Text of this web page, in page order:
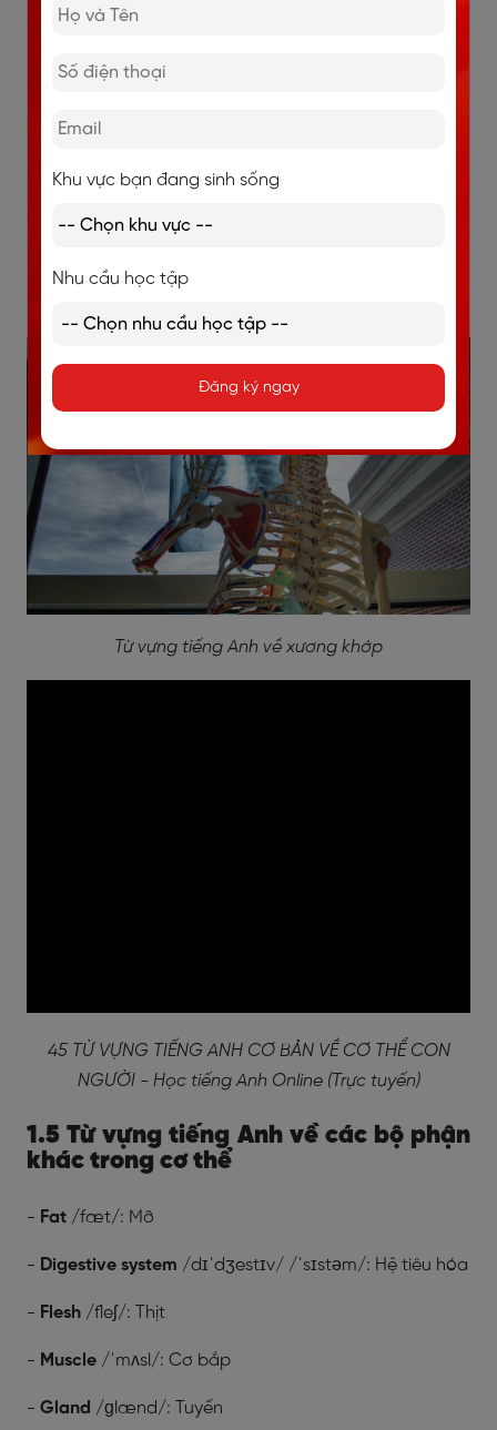
-Humerus : Xương cánh tay
Rib/ rɪb/: Xương sườn
Từ vựng tiếng Anh về xương khớp
45 TỪ VỰNG TIẾNG ANH CƠ BẢN VỀ CƠ THỂ CON
NGƯỜI - Học tiếng Anh Online (Trực tuyến)
1.5 Từ vựng tiếng Anh về các bộ phận
khác trong cơ thể
- Fat /fæt/: Mỡ
- Digestive system /dɪˈdʒestɪv/ /ˈsɪstəm/: Hệ tiêu hóa
- Flesh /fleʃ/: Thịt
- Muscle /ˈmʌsl/: Cơ bắp
- Gland /ɡlænd/: Tuyến
Khu vực bạn đang sinh sống
Nhu cầu học tập
Đăng ký ngay